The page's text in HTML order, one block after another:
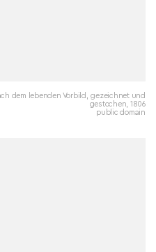
dem lebenden Vorbild, gezeichnet und
gestochen, 1806
public domain